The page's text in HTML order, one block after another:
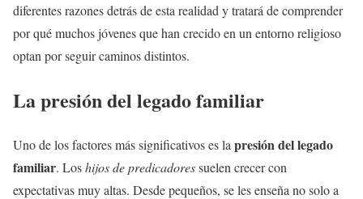
diferentes razones detrás de esta realidad y tratará de comprender
por qué muchos jóvenes que han crecido en un entorno religioso
optan por seguir caminos distintos.
La presión del legado familiar
Uno de los factores más significativos es la presión del legado
familiar. Loshijos de predicadoressuelen crecer con
expectativas muy altas. Desde pequeños, se les enseña no solo a